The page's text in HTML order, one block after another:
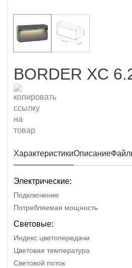
BORDER XC
ХарактеристикиОписание
Электрические:
Подключение
Потребляемая мощность
Световые:
Индекс цветопередачи
Цветовая температура
Световой поток